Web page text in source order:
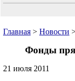
Главная > Новости
Фонды
21 июля 2011